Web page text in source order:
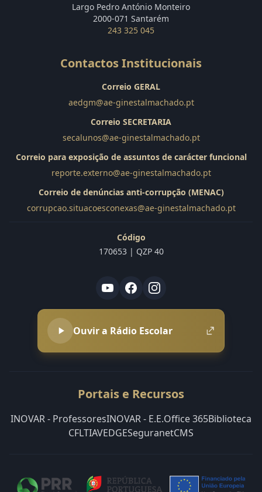
Largo Pedro António Monteiro
2000-071 Santarém
243 325 045
Contactos Institucionais
Correio GERAL
aedgm@ae-ginestalmachado.pt
Correio SECRETARIA
secalunos@ae-ginestalmachado.pt
Correio para exposição de assuntos de carácter funcional
reporte.externo@ae-ginestalmachado.pt
Correio de denúncias anti-corrupção (MENAC)
corrupcao.situacoesconexas@ae-ginestalmachado.pt
Código
170653 | QZP 40
Ouvir a Rádio Escolar
Portais e Recursos
INOVAR - ProfessoresINOVAR - E.E.Office 365Biblioteca
CFLTIAVEDGESeguranetCMS